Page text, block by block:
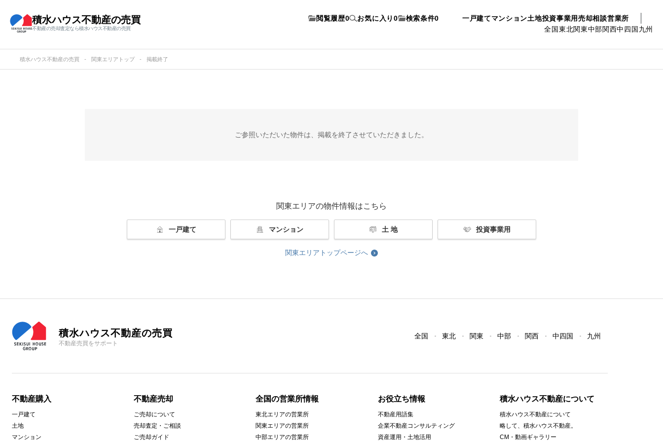
積水ハウス不動産の売買
不動産の売却査定なら積水ハウス不動産の売買
一戸建てマンション土地投資事業用売却相談営業所
全国東北関東中部関西中四国九州
閲覧履歴0 お気に入り 0 検索条件0
積水ハウス不動産の売買 関東エリアトップ 掲載終了
ご参照いただいた物件は、 掲載を終了させていただきました。
関東エリアの物件情報はこちら
一戸建て マンション 土 地 投資事業用
関東エリアトップページへ
積水ハウス不動産の売買
不動産売買をサポート
全国 東北 関東 中部 関西 中四国 九州
不動産購入
一戸建て
土地
マンション
不動産売却
ご売却について
売却査定・ご相談
ご売却ガイド
全国の営業所情報
東北エリアの営業所
関東エリアの営業所
中部エリアの営業所
お役立ち情報
不動産用語集
企業不動産コンサルティング
資産運用・土地活用
積水ハウス不動産について
積水ハウス不動産について
略して、積水ハウス不動産。
CM・動画ギャラリー